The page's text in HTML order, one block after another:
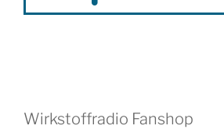
Wirkstoffradio Fanshop